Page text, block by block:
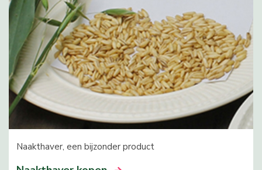
Naakthaver, een bijzonder product